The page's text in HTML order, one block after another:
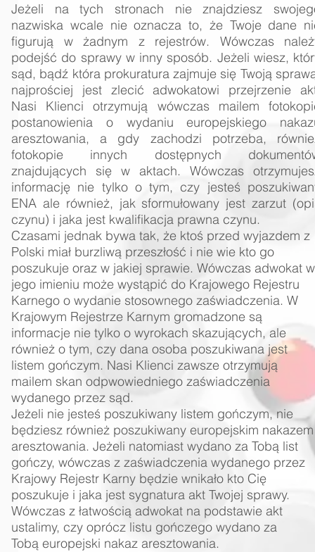
Jeżeli na tych stronach nie znajdziesz
nazwiska wcale nie oznacza to, że Twoje dane
figurują w żadnym z rejestrów. Wówczas
podejść do sprawy w inny sposób. Jeżeli wiesz,
sąd, bądź która prokuratura zajmuje się Twoją
najprościej jest zlecić adwokatowi przejrzenie
Nasi Klienci otrzymują wówczas mailem
postanowienia o wydaniu europejskiego
aresztowania, a gdy zachodzi potrzeba,
fotokopie innych dostępnych
znajdujących się w aktach. Wówczas
informację nie tylko o tym, czy jesteś
ENA ale również, jak sformułowany jest zarzut
czynu) i jaka jest kwalifikacja prawna czynu.
Czasami jednak bywa tak, że ktoś przed wyjazdem z
Polski miał burzliwą przeszłość i nie wie kto go
poszukuje oraz w jakiej sprawie. Wówczas adwokat w
jego imieniu może wystąpić do Krajowego Rejestru
Karnego o wydanie stosownego zaświadczenia. W
Krajowym Rejestrze Karnym gromadzone są
informacje nie tylko o wyrokach skazujących, ale
również o tym, czy dana osoba poszukiwana jest
listem gończym. Nasi Klienci zawsze otrzymują
mailem skan odpwowiedniego zaświadczenia
wydanego przez sąd.
Jeżeli nie jesteś poszukiwany listem gończym, nie
będziesz również poszukiwany europejskim nakazem
aresztowania. Jeżeli natomiast wydano za Tobą list
gończy, wówczas z zaświadczenia wydanego przez
Krajowy Rejestr Karny będzie wnikało kto Cię
poszukuje i jaka jest sygnatura akt Twojej sprawy.
Wówczas z łatwością adwokat na podstawie akt
ustalimy, czy oprócz listu gończego wydano za
Tobą europejski nakaz aresztowania.